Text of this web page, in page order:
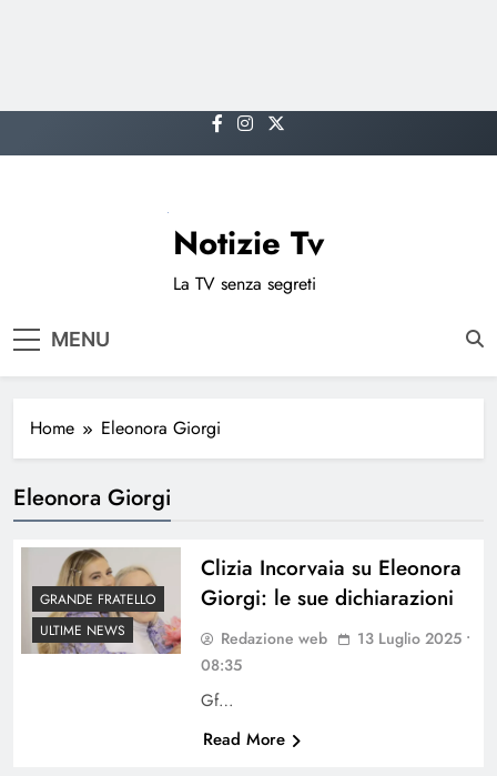
to
Notizie Tv
La TV senza segreti
MENU
Home Eleonora Giorgi
Eleonora Giorgi
GRANDE FRATELLO
ULTIME NEWS
Clizia Incorvaia su Eleonora
Giorgi: le sue dichiarazioni
Redazione web
13 Luglio 2025 •
08:35
Gf…
Read More